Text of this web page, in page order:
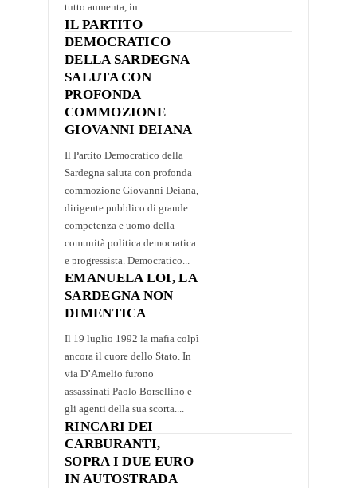
tutto aumenta, in...
IL PARTITO
DEMOCRATICO
DELLA SARDEGNA
SALUTA CON
PROFONDA
COMMOZIONE
GIOVANNI DEIANA
Il Partito Democratico della
Sardegna saluta con profonda
commozione Giovanni Deiana,
dirigente pubblico di grande
competenza e uomo della
comunità politica democratica
e progressista. Democratico...
EMANUELA LOI, LA
SARDEGNA NON
DIMENTICA
Il 19 luglio 1992 la mafia colpì
ancora il cuore dello Stato. In
via D’Amelio furono
assassinati Paolo Borsellino e
gli agenti della sua scorta....
RINCARI DEI
CARBURANTI,
SOPRA I DUE EURO
IN AUTOSTRADA